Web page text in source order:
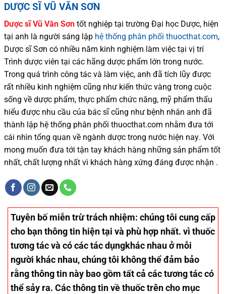
DƯỢC SĨ VŨ VĂN SƠN
Dược sĩVũ Văn Sơn tốt nghiệp tại trường Đại học Dược, hiện
tại anh là người sáng lập hệ thống phân phối thuocthat.com,
Dược sĩSơn có nhiều năm kinh nghiệm làm việc tại vị trí
Trình dược viên tại các hãng dược phẩm lớn trong nước.
Trong quá trình công tác và làm việc, anh đã tích lũy được
rất nhiều kinh nghiệm cũng như kiến thức vàng trong cuộc
sống về dược phẩm, thực phẩm chức năng, mỹ phẩm thấu
hiểu được nhu cầu của bác sĩcũng như bệnh nhân anh đã
thành lập hệ thống phân phối thuocthat.com nhằm đưa tới
cái nhìn tổng quan về ngành dược trong nước hiện nay. Với
mong muốn đưa tới tận tay khách hàng những sản phẩm tốt
nhất, chất lượng nhất vì khách hàng xứng đáng được nhận .
Tuyên bố miễn trừ trách nhiệm: chúng tôi cung cấp
cho bạn thông tin hiện tại và phù hợp nhất. vì thuốc
tương tác và có các tác dụngkhác nhau ở mỗi
người khác nhau, chúng tôi không thể đảm bảo
rằng thông tin này bao gồm tất cả các tương tác có
thể sảy ra. Các thông tin về thuốc trên cho mục